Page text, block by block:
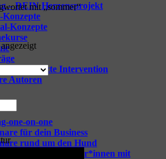
– DEIN Herzensprojekt
Konzepte
Konzepte
Tiergestützte Intervention
Autoren
one-on-one
für dein Business
rund um den Hund
für Hundetrainer*innen mit
mit „sommer“